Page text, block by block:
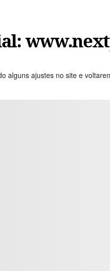
alguns ajustes no site e